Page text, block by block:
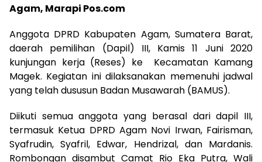
Agam, Marapi Pos.com
Anggota DPRD Kabupaten Agam, Sumatera Barat,
daerah pemilihan (Dapil) III, Kamis 11 Juni 2020
kunjungan kerja (Reses) ke Kecamatan Kamang
Magek. Kegiatan ini dilaksanakan memenuhi jadwal
yang telah dususun Badan Musawarah (BAMUS).
Diikuti semua anggota yang berasal dari dapil III,
termasuk Ketua DPRD Agam Novi Irwan, Fairisman,
Syafrudin, Syafril, Edwar, Hendrizal, dan Mardanis.
Rombongan disambut Camat Rio Eka Putra, Wali